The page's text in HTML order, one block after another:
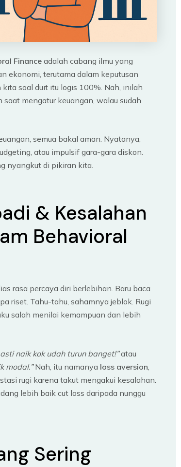
Finance adalah cabang ilmu yang
ekonomi, terutama dalam keputusan
kita soal duit itu logis 100%. Nah, inilah
mengatur keuangan, walau sudah
semua bakal aman. Nyatanya,
atau impulsif gara-gara diskon.
nyangkut di pikiran kita.
& Kesalahan
Behavioral
rasa percaya diri berlebihan. Baru baca
riset. Tahu-tahu, sahamnya jeblok. Rugi
salah menilai kemampuan dan lebih
naik kok udah turun banget!”atau
modal.”Nah, itu namanya loss aversion
rugi karena takut mengakui kesalahan.
lebih baik cut loss daripada nunggu
Sering